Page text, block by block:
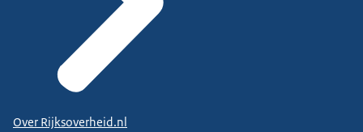
Over Rijksoverheid.nl